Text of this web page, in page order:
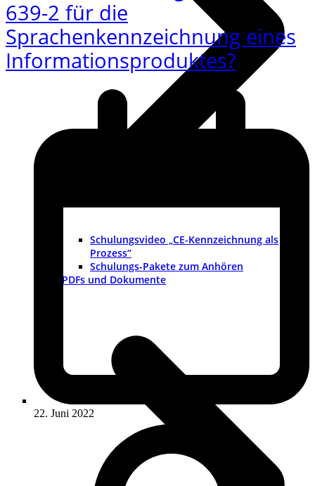
Schulungsvideo „CE-Kennzeichnung als
Prozess“
Schulungs-Pakete zum Anhören
PDFs und Dokumente
639-2 für die
Sprachenkennzeichnung eines
Informationsproduktes?
22. Juni 2022